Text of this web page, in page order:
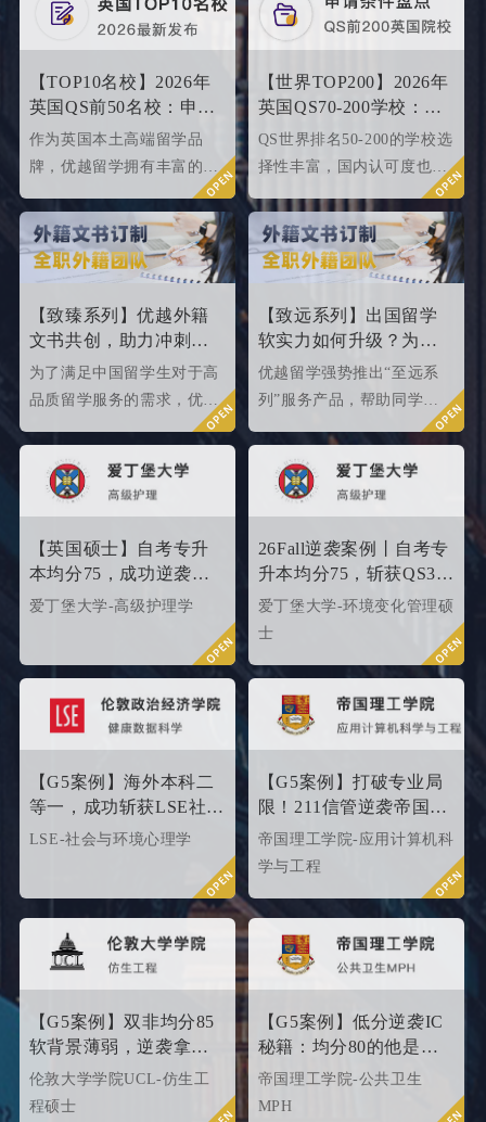
【TOP10名校】2026年
英国QS前50名校：申请
条件终极大盘点！
作为英国本土高端留学品
牌，优越留学拥有丰富的名
校申请成功案例，借此篇文
章为大家盘点英国top 10名
校2024年申请条件，给正在
准备25fall硕士申请的同学
【世界TOP200】2026年
英国QS70-200学校：申
请条件大盘点
QS世界排名50-200的学校选
择性丰富，国内认可度也很
高，所以今天优越就来给大
家盘点一下25fallQS前50-
000内英国院校的申请条件
如何。
【致臻系列】优越外籍
文书共创，助力冲刺世
界名校硕士offer！
为了满足中国留学生对于高
品质留学服务的需求，优越
留学推出了更适合世界名校
服务产品。该留学服务产品
以外籍文书高端定制为核
新等留学多地域，包含本科/
在帮助更多学生拿下理想院
门，从外籍文书高端定制开
始！
【致远系列】出国留学
软实力如何升级？为
2026/2027fall冲刺度身定
制！
优越留学强势推出“至远系
列”服务产品，帮助同学们
【英国硕士】自考专升
本均分75，成功逆袭
QS34爱丁堡高级护理硕
爱丁堡大学-高级护理学
26Fall逆袭案例丨自考专
升本均分75，斩获QS35
爱丁堡高级护理硕士！
爱丁堡大学-环境变化管理硕
士
【G5案例】海外本科二
等一，成功斩获LSE社会
与环境心理学硕士
LSE-社会与环境心理学
【G5案例】打破专业局
限！211信管逆袭帝国理
工G5硬核计算机专业
帝国理工学院-应用计算机科
学与工程
【G5案例】双非均分85
软背景薄弱，逆袭拿下
UCL伦敦大学学院
offer！
伦敦大学学院UCL-仿生工
程硕士
【G5案例】低分逆袭IC
秘籍：均分80的他是这
样打动招生官的
帝国理工学院-公共卫生
MPH